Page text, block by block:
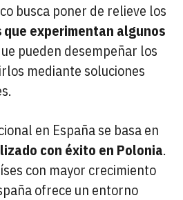
busca poner de relieve los
experimentan algunos
pueden desempeñar los
mediante soluciones
en España se basa en
con éxito en Polonia.
con mayor crecimiento
ofrece un entorno